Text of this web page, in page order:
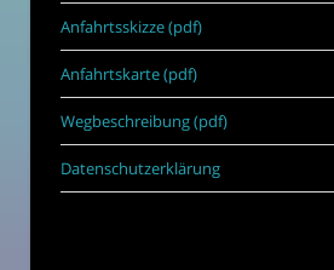
Anfahrtsskizze (pdf)
Anfahrtskarte (pdf)
Wegbeschreibung (pdf)
Datenschutzerklärung